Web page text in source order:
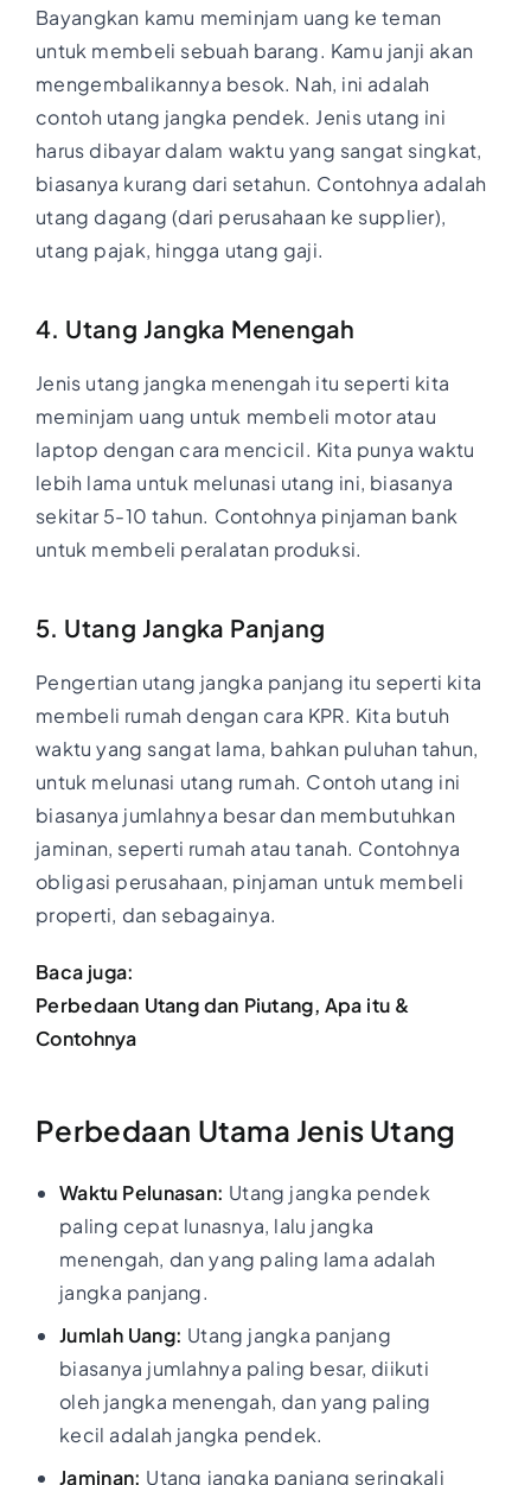
Bayangkan kamu meminjam uang ke teman
untuk membeli sebuah barang. Kamu janji akan
mengembalikannya besok. Nah, ini adalah
contoh utang jangka pendek. Jenis utang ini
harus dibayar dalam waktu yang sangat singkat,
biasanya kurang dari setahun. Contohnya adalah
utang dagang (dari perusahaan ke supplier),
utang pajak, hingga utang gaji.
4. Utang Jangka Menengah
Jenis utang jangka menengah itu seperti kita
meminjam uang untuk membeli motor atau
laptop dengan cara mencicil. Kita punya waktu
lebih lama untuk melunasi utang ini, biasanya
sekitar 5-10 tahun. Contohnya pinjaman bank
untuk membeli peralatan produksi.
5. Utang Jangka Panjang
Pengertian utang jangka panjang itu seperti kita
membeli rumah dengan cara KPR. Kita butuh
waktu yang sangat lama, bahkan puluhan tahun,
untuk melunasi utang rumah. Contoh utang ini
biasanya jumlahnya besar dan membutuhkan
jaminan, seperti rumah atau tanah. Contohnya
obligasi perusahaan, pinjaman untuk membeli
properti, dan sebagainya.
Baca juga:
Perbedaan Utang dan Piutang, Apa itu &
Contohnya
Perbedaan Utama Jenis Utang
Waktu Pelunasan: Utang jangka pendek
paling cepat lunasnya, lalu jangka
menengah, dan yang paling lama adalah
jangka panjang.
Jumlah Uang: Utang jangka panjang
biasanya jumlahnya paling besar, diikuti
oleh jangka menengah, dan yang paling
kecil adalah jangka pendek.
Jaminan: Utang jangka panjang seringkali